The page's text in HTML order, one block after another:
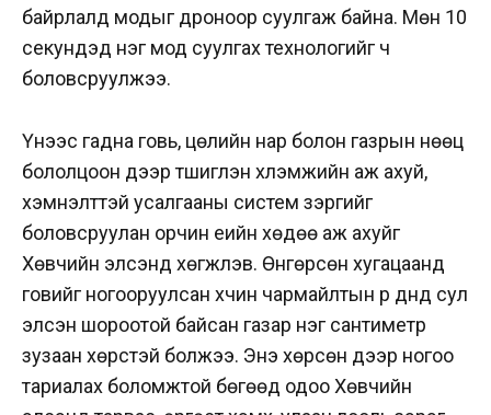
байрлалд модыг дроноор суулгаж байна. Мөн 10
секундэд нэг мод суулгах технологийг ч
боловсруулжээ.
Үүнээс гадна говь, цөлийн нар болон газрын нөөц
бололцоон дээр түшиглэн хүлэмжийн аж ахуй,
хэмнэлттэй усалгааны систем зэргийг
боловсруулан орчин үеийн хөдөө аж ахуйг
Хөвчийн элсэнд хөгжүүлэв. Өнгөрсөн хугацаанд
говийг ногооруулсан хүчин чармайлтын үр дүнд сул
элсэн шороотой байсан газар нэг сантиметр
зузаан хөрстэй болжээ. Энэ хөрсөн дээр ногоо
тариалах боломжтой бөгөөд одоо Хөвчийн